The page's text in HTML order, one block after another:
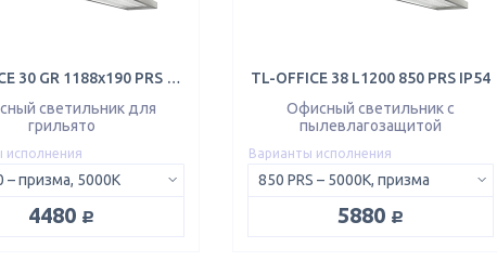
TL-OFFICE 30 GR 1188x190 PRS 850
светильник для
грильято
исполнения
– призма, 5000K
4480 руб.
TL-OFFICE 38 L1200 850 PRS IP54
Офисный светильник с
пылевлагозащитой
Варианты исполнения
850 PRS – 5000K, призма
5880 руб.